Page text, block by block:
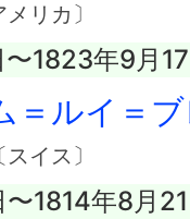
リカ〕
1823年9月
＝ルイ＝
イス〕
1814年8月21